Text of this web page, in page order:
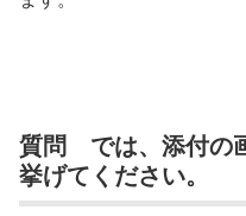
質問 では、添付の
挙げてください。